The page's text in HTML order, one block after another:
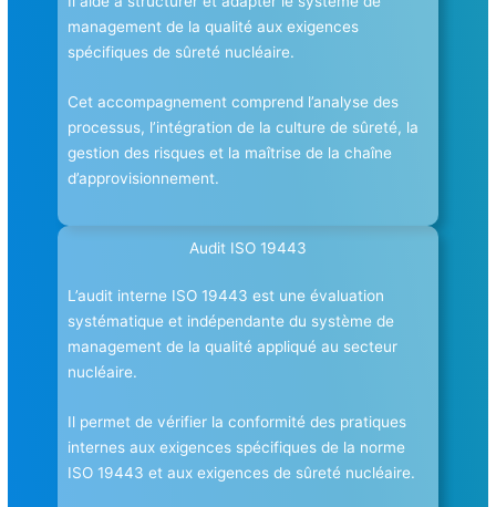
management de la qualité aux exigences
spécifiques de sûreté nucléaire.
Cet accompagnement comprend l’analyse des
processus, l’intégration de la culture de sûreté, la
gestion des risques et la maîtrise de la chaîne
d’approvisionnement.
Audit ISO 19443
L’audit interne ISO 19443 est une évaluation
systématique et indépendante du système de
management de la qualité appliqué au secteur
nucléaire.
Il permet de vérifier la conformité des pratiques
internes aux exigences spécifiques de la norme
ISO 19443 et aux exigences de sûreté nucléaire.